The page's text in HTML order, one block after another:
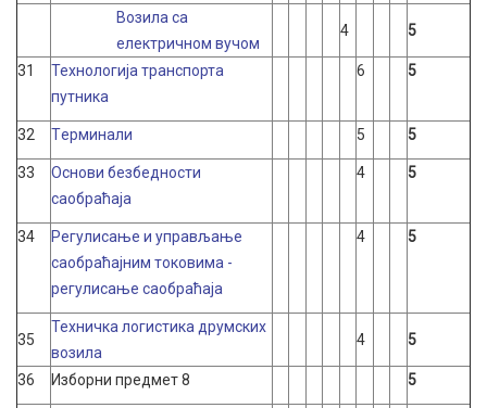
Возила са
електричном вучом
4 5
31
Технологија транспорта
путника
6 5
32 Tерминали 5 5
33
Основи безбедности
саобраћаја
4 5
34
Регулисање и управљање
саобраћајним токовима -
регулисање саобраћаја
4 5
35
Техничка логистика друмских
возила
4 5
36 Изборни предмет 8 5